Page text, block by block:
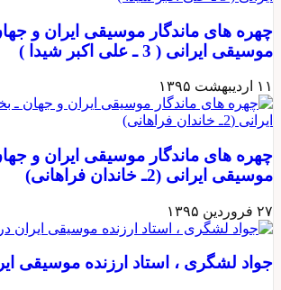
چهره های ماندگار موسیقی ایران و
موسیقی ایرانی ( 3 ـ علی اکبر شیدا )
۱۱ اردیبهشت ۱۳۹۵
چهره های ماندگار موسیقی ایران و
موسیقی ایرانی (2ـ خاندان فراهانی)
۲۷ فروردین ۱۳۹۵
جواد لشگری ، استاد ارزنده موسیقی